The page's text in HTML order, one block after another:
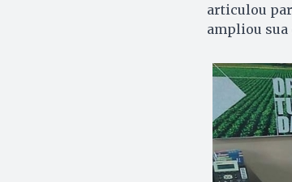
articulou
ampliou sua